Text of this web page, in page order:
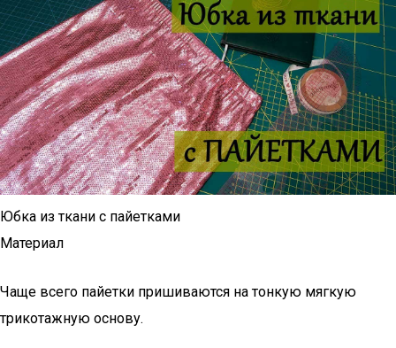
Юбка из ткани с пайетками
Материал
Чаще всего пайетки пришиваются на тонкую мягкую
трикотажную основу.